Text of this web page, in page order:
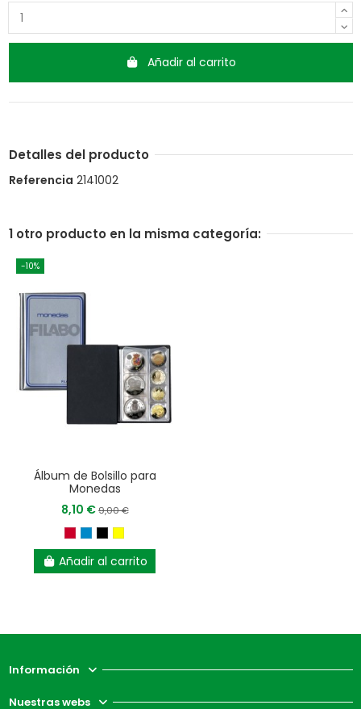
Añadir al carrito
Detalles del producto
Referencia 2141002
1 otro producto en la misma categoría:
-10%
Álbum de Bolsillo para
Monedas
8,10 €9,00 €
Añadir al carrito
Información
Nuestras webs